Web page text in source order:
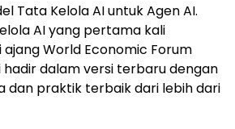
Tata Kelola AI untuk Agen AI.
AI yang pertama kali
World Economic Forum
hadir dalam versi terbaru dengan
dan praktik terbaik dari lebih dari